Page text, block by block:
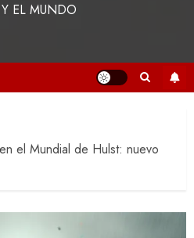
EL MUNDO
el Mundial de Hulst: nuevo